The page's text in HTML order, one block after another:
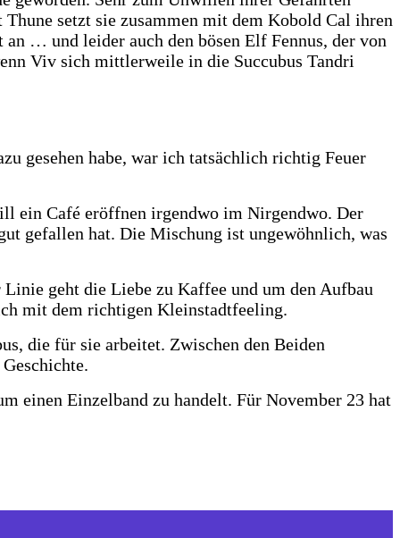
setzt sie zusammen mit dem Kobold Cal ihren
… und leider auch den bösen Elf Fennus, der von
Viv sich mittlerweile in die Succubus Tandri
gesehen habe, war ich tatsächlich richtig Feuer
ein Café eröffnen irgendwo im Nirgendwo. Der
gefallen hat. Die Mischung ist ungewöhnlich, was
geht die Liebe zu Kaffee und um den Aufbau
mit dem richtigen Kleinstadtfeeling.
die für sie arbeitet. Zwischen den Beiden
einen Einzelband zu handelt. Für November 23 hat